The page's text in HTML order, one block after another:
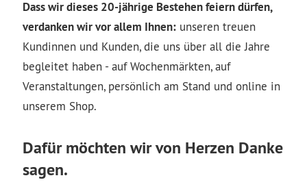
Dass wir dieses 20-jährige Bestehen feiern dürfen,
verdanken wir vor allem Ihnen: unseren treuen
Kundinnen und Kunden, die uns über all die Jahre
begleitet haben - auf Wochenmärkten, auf
Veranstaltungen, persönlich am Stand und online in
unserem Shop.
Dafür möchten wir von Herzen Danke
sagen.